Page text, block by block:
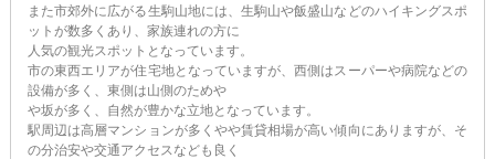
また市郊外に広がる生駒山地には、生駒山や飯盛山などのハイキングスポ
ットが数多くあり、家族連れの方に
人気の観光スポットとなっています。
市の東西エリアが住宅地となっていますが、西側はスーパーや病院などの
設備が多く、東側は山側のためや
や坂が多く、自然が豊かな立地となっています。
駅周辺は高層マンションが多くやや賃貸相場が高い傾向にありますが、そ
の分治安や交通アクセスなども良く